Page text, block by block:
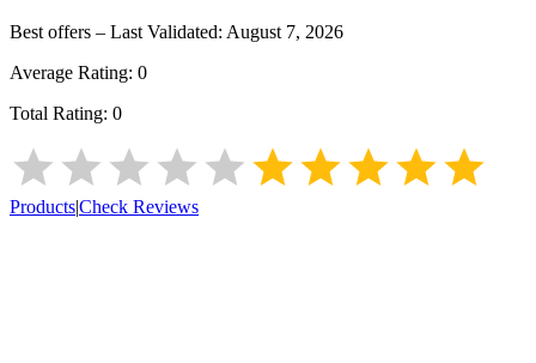
Best offers – Last Validated: August 7, 2026
Average Rating: 0
Total Rating: 0
Products|Check Reviews